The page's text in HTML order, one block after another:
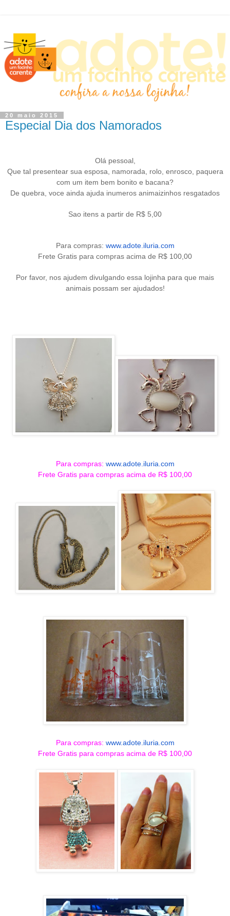
20 maio 2015
Especial Dia dos Namorados
Olá pessoal,
Que tal presentear sua esposa, namorada, rolo, enrosco, paquera
com um item bem bonito e bacana?
De quebra, voce ainda ajuda inumeros animaizinhos resgatados
Sao itens a partir de R$ 5,00
Para compras: www.adote.iluria.com
Frete Gratis para compras acima de R$ 100,00
Por favor, nos ajudem divulgando essa lojinha para que mais
animais possam ser ajudados!
Para compras: www.adote.iluria.com
Frete Gratis para compras acima de R$ 100,00
Para compras: www.adote.iluria.com
Frete Gratis para compras acima de R$ 100,00